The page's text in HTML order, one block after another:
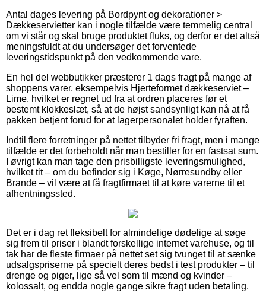
Antal dages levering på Bordpynt og dekorationer >
Dækkeservietter kan i nogle tilfælde være temmelig central
om vi står og skal bruge produktet fluks, og derfor er det altså
meningsfuldt at du undersøger det forventede
leveringstidspunkt på den vedkommende vare.
En hel del webbutikker præsterer 1 dags fragt på mange af
shoppens varer, eksempelvis Hjerteformet dækkeserviet –
Lime, hvilket er regnet ud fra at ordren placeres før et
bestemt klokkeslæt, så at de højst sandsynligt kan nå at få
pakken betjent forud for at lagerpersonalet holder fyraften.
Indtil flere forretninger på nettet tilbyder fri fragt, men i mange
tilfælde er det forbeholdt når man bestiller for en fastsat sum.
I øvrigt kan man tage den prisbilligste leveringsmulighed,
hvilket tit – om du befinder sig i Køge, Nørresundby eller
Brande – vil være at få fragtfirmaet til at køre varerne til et
afhentningssted.
Det er i dag ret fleksibelt for almindelige dødelige at søge
sig frem til priser i blandt forskellige internet varehuse, og til
tak har de fleste firmaer på nettet set sig tvunget til at sænke
udsalgspriserne på specielt deres bedst i test produkter – til
drenge og piger, lige så vel som til mænd og kvinder –
kolossalt, og endda nogle gange sikre fragt uden betaling.